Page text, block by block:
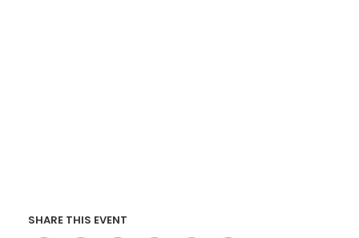
SHARE THIS EVENT